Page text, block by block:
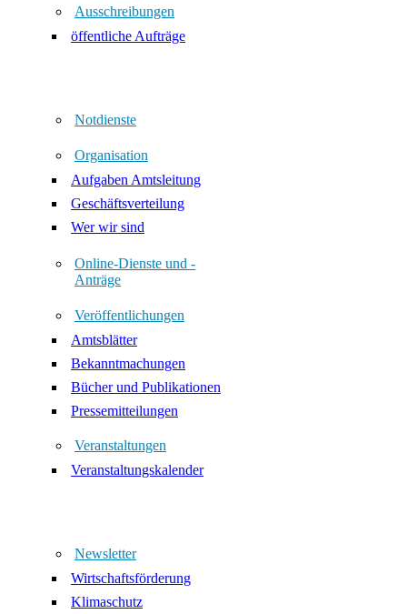
Ausschreibungen
öffentliche Aufträge
Notdienste
Organisation
Aufgaben Amtsleitung
Geschäftsverteilung
Wer wir sind
Online-Dienste und -
Anträge
Veröffentlichungen
Amtsblätter
Bekanntmachungen
Bücher und Publikationen
Pressemitteilungen
Veranstaltungen
Veranstaltungskalender
Newsletter
Wirtschaftsförderung
Klimaschutz